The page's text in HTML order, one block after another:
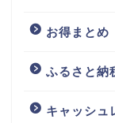
お得まとめ
ふるさと納
キャッシュ